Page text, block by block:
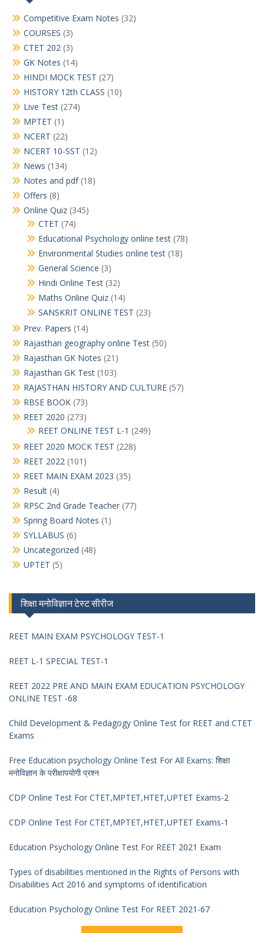
Competitive Exam Notes (32)
COURSES (3)
CTET 202 (3)
GK Notes (14)
HINDI MOCK TEST (27)
HISTORY 12th CLASS (10)
Live Test (274)
MPTET (1)
NCERT (22)
NCERT 10-SST (12)
News (134)
Notes and pdf(18)
Offers (8)
Online Quiz (345)
CTET (74)
Educational Psychology online test (78)
Environmental Studies online test (18)
General Science (3)
Hindi Online Test (32)
Maths Online Quiz (14)
SANSKRIT ONLINE TEST (23)
Prev. Papers (14)
Rajasthan geography online Test (50)
Rajasthan GK Notes (21)
Rajasthan GK Test (103)
RAJASTHAN HISTORY AND CULTURE (57)
RBSE BOOK (73)
REET 2020 (273)
REET ONLINE TEST L-1 (249)
REET 2020 MOCK TEST (228)
REET 2022 (101)
REET MAIN EXAM 2023 (35)
Result (4)
RPSC 2nd Grade Teacher (77)
Spring Board Notes (1)
SYLLABUS (6)
Uncategorized (48)
UPTET (5)
शिक्षा मनोविज्ञान टेस्ट सीरीज
REET MAIN EXAM PSYCHOLOGY TEST-1
REET L-1 SPECIAL TEST-1
REET 2022 PRE AND MAIN EXAM EDUCATION PSYCHOLOGY
ONLINE TEST -68
Child Development & Pedagogy Online Test for REET and CTET
Exams
Free Education psychology Online Test For All Exams: शिक्षा
मनोविज्ञान के परीक्षापयोगी प्रश्न
CDP Online Test For CTET,MPTET,HTET,UPTET Exams-2
CDP Online Test For CTET,MPTET,HTET,UPTET Exams-1
Education Psychology Online Test For REET 2021 Exam
Types of disabilities mentioned in the Rights of Persons with
Disabilities Act 2016 and symptoms of identification
Education Psychology Online Test For REET 2021-67